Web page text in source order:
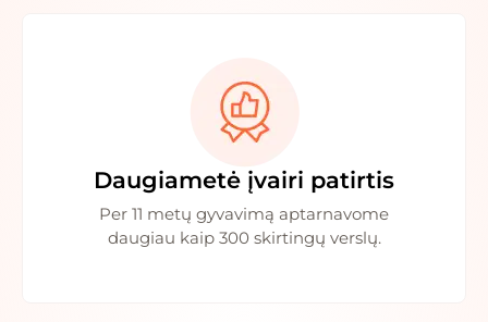
Daugiametė įvairi patirtis
Per 11 metų gyvavimą aptarnavome
daugiau kaip 300 skirtingų verslų.